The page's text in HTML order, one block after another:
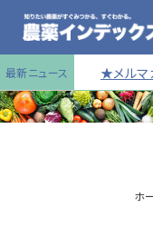
最新ニュース ★メルマ
ホ